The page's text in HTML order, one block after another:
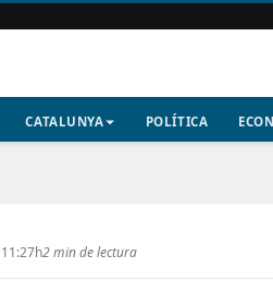
CATALUNYA POLÍTICA
2 min de lectura